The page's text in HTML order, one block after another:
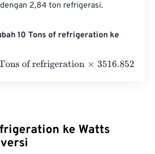
2,84 ton refrigerasi.
10 Tons of refrigeration ke
of refrigeration×3516.85284=
ke Watts